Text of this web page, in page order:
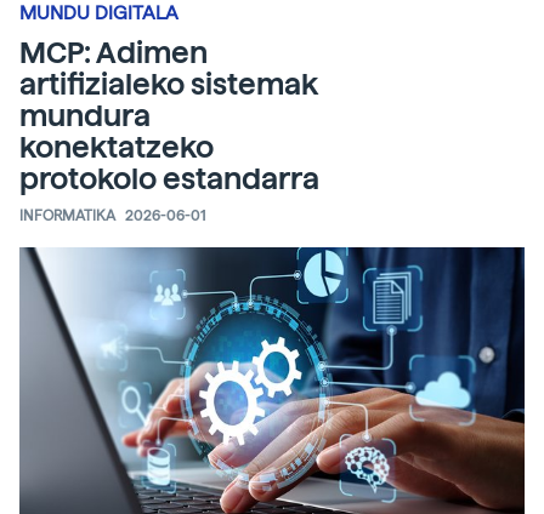
MUNDU DIGITALA
MCP: Adimen
artifizialeko sistemak
mundura
konektatzeko
protokolo estandarra
INFORMATIKA 2026-06-01